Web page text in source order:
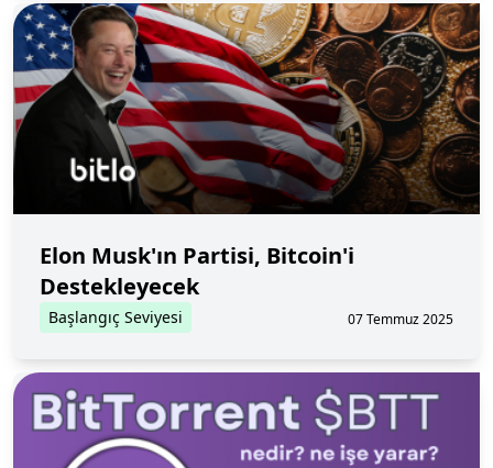
Elon Musk'ın Partisi, Bitcoin'i
Destekleyecek
Başlangıç Seviyesi 07 Temmuz 2025